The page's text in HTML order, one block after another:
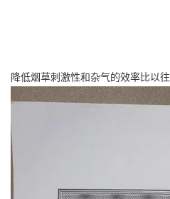
降低烟草刺激性和杂气的效率比以